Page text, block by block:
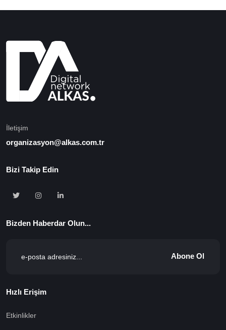
İletişim
organizasyon@alkas.com.tr
Bizi Takip Edin
Bizden Haberdar Olun...
Abone Ol
Hızlı Erişim
Etkinlikler